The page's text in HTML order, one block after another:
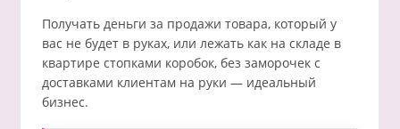
Получать деньги за продажи товара, который у
вас не будет в руках, или лежать как на складе в
квартире стопками коробок, без заморочек с
доставками клиентам на руки — идеальный
бизнес.